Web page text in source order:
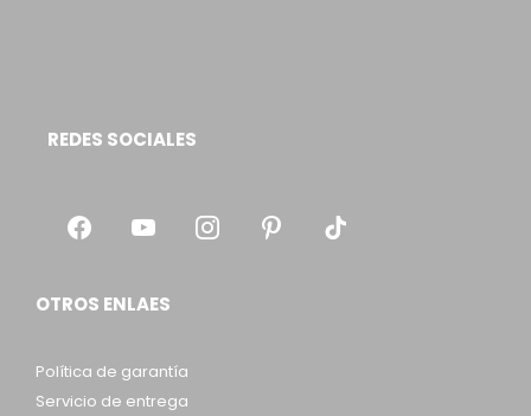
REDES SOCIALES
OTROS ENLAES
Política de garantía
Servicio de entrega